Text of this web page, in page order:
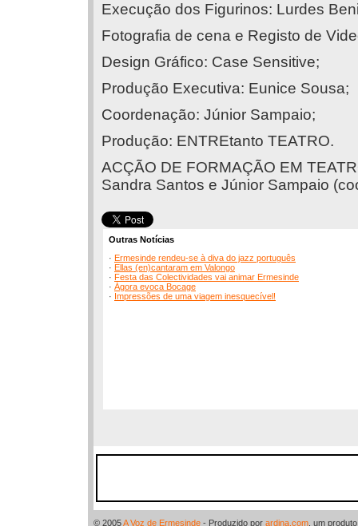
Execução dos Figurinos: Lurdes
Fotografia de cena e Registo de
Design Gráfico: Case Sensitive;
Produção Executiva: Eunice Sousa;
Coordenação: Júnior Sampaio;
Produção: ENTREtanto TEATRO.
ACÇÃO DE FORMAÇÃO EM
Sandra Santos e Júnior Sampaio
Outras Notícias
· Ermesinde rendeu-se à diva do jazz português
· Ellas (en)cantaram em Valongo
· Festa das Colectividades vai animar Ermesinde
· Ágora evoca Bocage
· Impressões de uma viagem inesquecível!
© 2005A Voz de Ermesinde - Produzido por ardina.com , um